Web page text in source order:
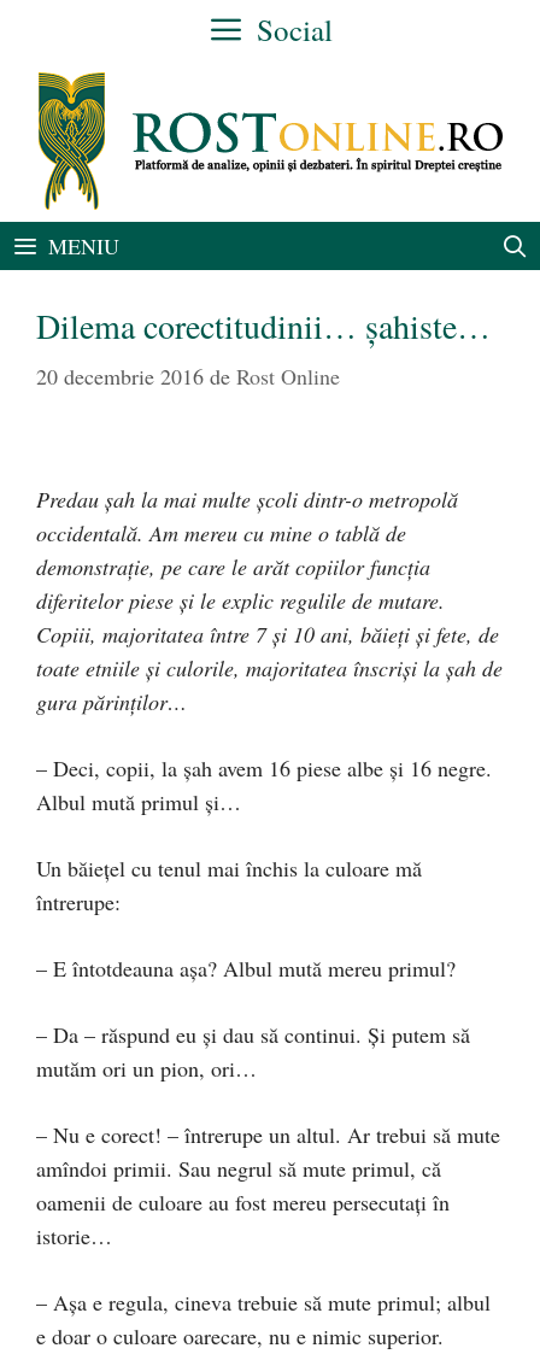
conținut
Social
MENIU
Dilema corectitudinii… șahiste…
20 decembrie 2016 de Rost Online
Predau șah la mai multe școli dintr-o metropolă
occidentală. Am mereu cu mine o tablă de
demonstrație, pe care le arăt copiilor funcția
diferitelor piese și le explic regulile de mutare.
Copiii, majoritatea între 7 și 10 ani, băieți și fete, de
toate etniile și culorile, majoritatea înscriși la șah de
gura părinților…
– Deci, copii, la șah avem 16 piese albe și 16 negre.
Albul mută primul și…
Un băiețel cu tenul mai închis la culoare mă
întrerupe:
– E întotdeauna așa? Albul mută mereu primul?
– Da – răspund eu și dau să continui. Și putem să
mutăm ori un pion, ori…
– Nu e corect! – întrerupe un altul. Ar trebui să mute
amîndoi primii. Sau negrul să mute primul, că
oamenii de culoare au fost mereu persecutați în
istorie…
– Așa e regula, cineva trebuie să mute primul; albul
e doar o culoare oarecare, nu e nimic superior.